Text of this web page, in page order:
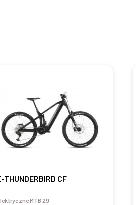
THUNDERBIRD CF
MTB 29